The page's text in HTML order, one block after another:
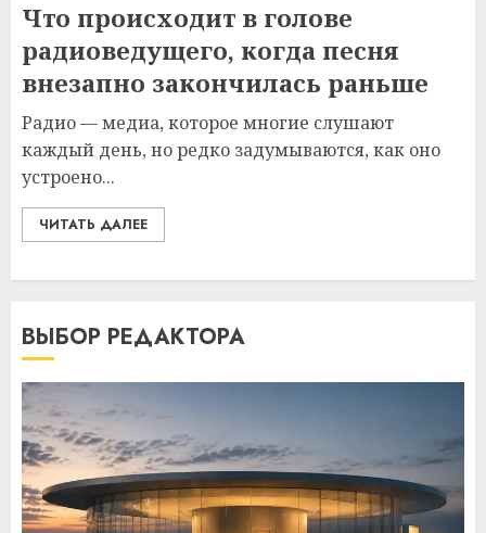
Что происходит в голове
радиоведущего, когда песня
внезапно закончилась раньше
Радио — медиа, которое многие слушают
каждый день, но редко задумываются, как оно
устроено...
ЧИТАТЬ ДАЛЕЕ
ВЫБОР РЕДАКТОРА